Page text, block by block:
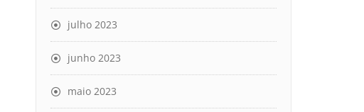
julho 2023
junho 2023
maio 2023